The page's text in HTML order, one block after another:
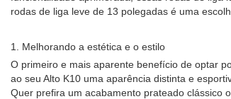
rodas de liga leve de 13 polegadas é uma
1. Melhorando a estética e o estilo
O primeiro e mais aparente benefício de optar
ao seu Alto K10 uma aparência distinta e
Quer prefira um acabamento prateado clássico